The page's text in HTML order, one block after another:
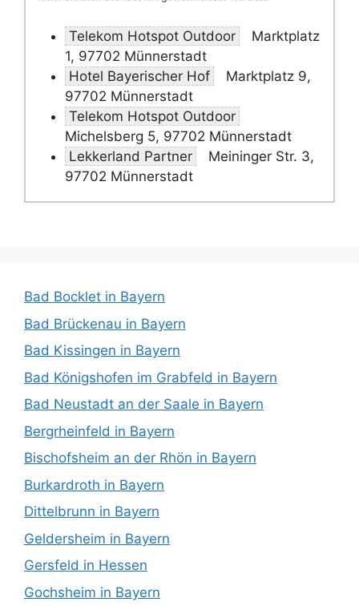
Telekom Hotspot Outdoor
Marktplatz
1, 97702 Münnerstadt
Hotel Bayerischer Hof
Marktplatz 9,
97702 Münnerstadt
Telekom Hotspot Outdoor
Michelsberg 5, 97702 Münnerstadt
Lekkerland Partner
Meininger Str. 3,
97702 Münnerstadt
Bad Bocklet in Bayern
Bad Brückenau in Bayern
Bad Kissingen in Bayern
Bad Königshofen im Grabfeld in Bayern
Bad Neustadt an der Saale in Bayern
Bergrheinfeld in Bayern
Bischofsheim an der Rhön in Bayern
Burkardroth in Bayern
Dittelbrunn in Bayern
Geldersheim in Bayern
Gersfeld in Hessen
Gochsheim in Bayern